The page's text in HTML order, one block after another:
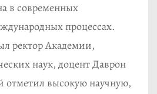
в современных
процессах.
ректор Академии,
наук, доцент Даврон
отметил высокую научную,